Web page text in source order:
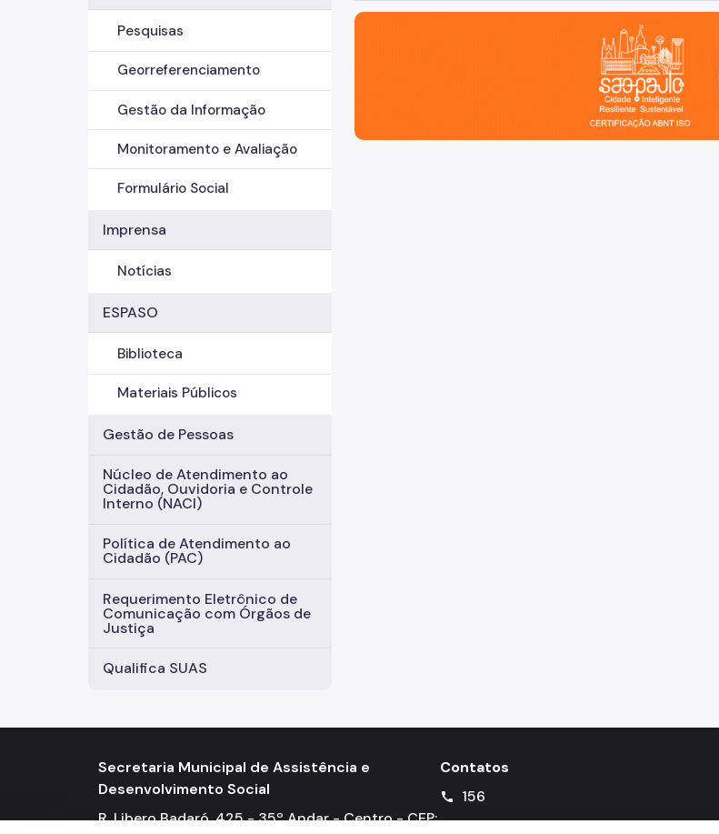
Pesquisas
Georreferenciamento
Gestão da Informação
Monitoramento e Avaliação
Formulário Social
Imprensa
Notícias
ESPASO
Biblioteca
Materiais Públicos
Gestão de Pessoas
Núcleo de Atendimento ao
Cidadão, Ouvidoria e Controle
Interno (NACI)
Política de Atendimento ao
Cidadão (PAC)
Requerimento Eletrônico de
Comunicação com Órgãos de
Justiça
Qualifica SUAS
São Paulo, cidade inteligente, resiliente e sustentável
Secretaria Municipal de Assistência e
Desenvolvimento Social
R. Libero Badaró, 425 - 35º Andar - Centro - CEP:
Contatos
call 156